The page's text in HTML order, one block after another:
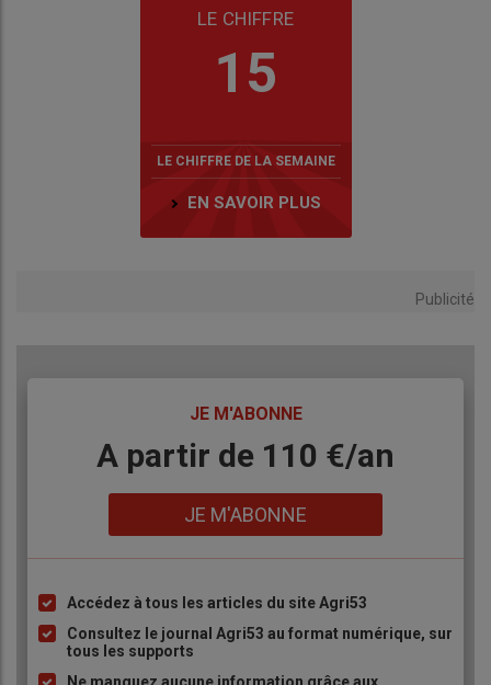
LE CHIFFRE
15
LE CHIFFRE DE LA SEMAINE
EN SAVOIR PLUS
Publicité
JE M'ABONNE
BodyA partir de 110 €/an
JE M'ABONNE
Liste
à
puce
Accédez à tous les articles du site Agri53
Consultez le journal Agri53 au format numérique, sur
tous les supports